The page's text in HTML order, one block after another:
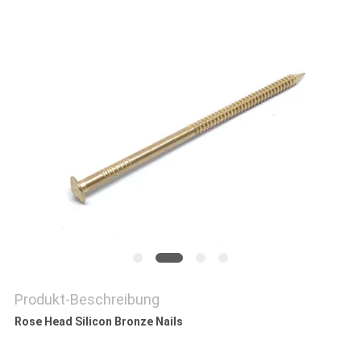
Produkt-Beschreibung
Rose Head Silicon Bronze Nails